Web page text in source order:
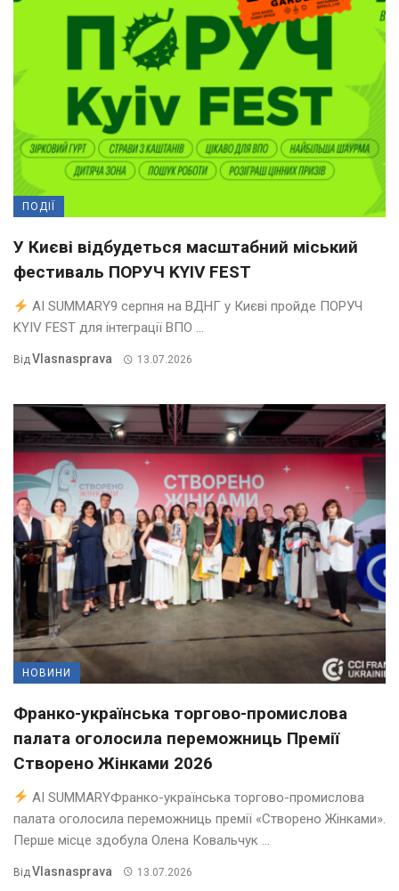
ПОДІЇ
У Києві відбудеться масштабний міський
фестиваль ПОРУЧ KYIV FEST
AI SUMMARY9 серпня на ВДНГ у Києві пройде ПОРУЧ
KYIV FEST для інтеграції ВПО ...
ВідVlasnasprava 13.07.2026
НОВИНИ
Франко-українська торгово-промислова
палата оголосила переможниць Премії
Створено Жінками 2026
AI SUMMARYФранко-українська торгово-промислова
палата оголосила переможниць премії «Створено Жінками».
Перше місце здобула Олена Ковальчук ...
Від Vlasnasprava 13.07.2026